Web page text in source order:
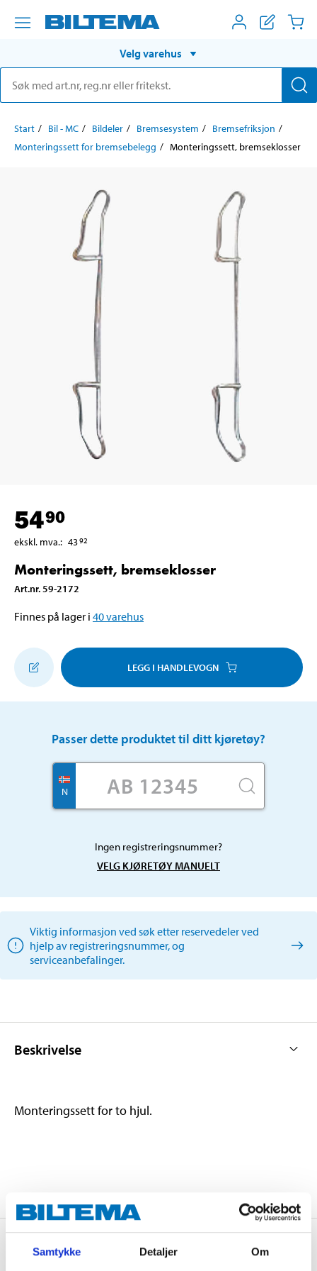
Samtykke Detaljer Om
Velg varehus
Start Bil - MC Bildeler Bremsesystem
Bremsefriksjon
Monteringssett for bremsebelegg
Monteringssett, bremseklosser
5490
ekskl. mva.: 4392
Monteringssett, bremseklosser
Art.nr. 59-2172
Finnes på lager i 40varehus
LEGG I HANDLEVOGN
Passer dette produktet til ditt kjøretøy?
N
Ingen registreringsnummer?
VELG KJØRETØY MANUELT
Viktig informasjon ved søk etter reservedeler ved
hjelp av registreringsnummer, og
serviceanbefalinger.
Beskrivelse
Monteringssett for to hjul.
Om produsenten